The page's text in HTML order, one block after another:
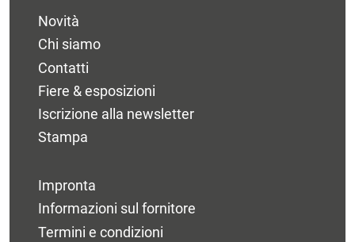
Novità
Chi siamo
Contatti
Fiere & esposizioni
Iscrizione alla newsletter
Stampa
Impronta
Informazioni sul fornitore
Termini e condizioni